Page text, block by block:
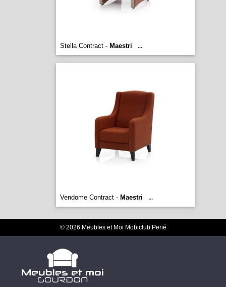
Stella Contract - Maestri ...
Vendome Contract - Maestri ...
© 2026 Meubles et Moi Mobiclub Perié